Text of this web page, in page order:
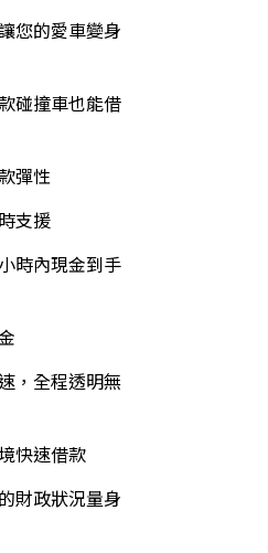
您的愛車變身
碰撞車也能借
彈性
支援
時內現金到手
，全程透明無
快速借款
財政狀況量身